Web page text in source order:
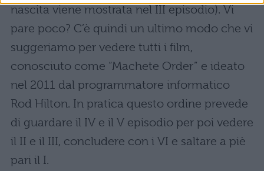
nascita viene mostrata nel III episodio). Vi
pare poco? C’è quindi un ultimo modo che vi
suggeriamo per vedere tutti i film,
conosciuto come “Machete Order” e ideato
nel 2011 dal programmatore informatico
Rod Hilton. In pratica questo ordine prevede
di guardare il IV e il V episodio per poi vedere
il II e il III, concludere con i VI e saltare a piè
pari il I.